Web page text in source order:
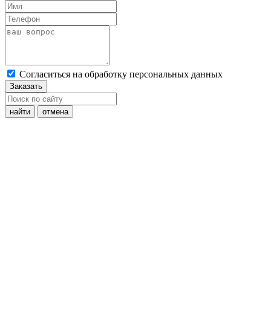
Cогласиться на обработку персональных данных
Заказать
найти отмена